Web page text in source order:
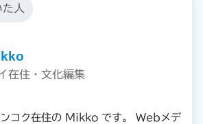
人
在住・文化編集
ンコク在住の Mikko です。 Webメデ